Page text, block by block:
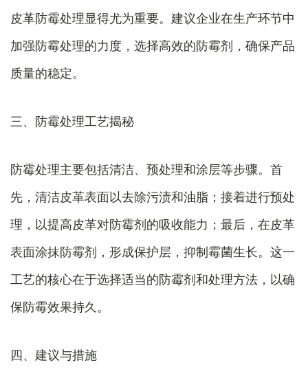
皮革防霉处理显得尤为重要。建议企业在生产环节中
加强防霉处理的力度，选择高效的防霉剂，确保产品
质量的稳定。
三、防霉处理工艺揭秘
防霉处理主要包括清洁、预处理和涂层等步骤。首
先，清洁皮革表面以去除污渍和油脂；接着进行预处
理，以提高皮革对防霉剂的吸收能力；最后，在皮革
表面涂抹防霉剂，形成保护层，抑制霉菌生长。这一
工艺的核心在于选择适当的防霉剂和处理方法，以确
保防霉效果持久。
四、建议与措施